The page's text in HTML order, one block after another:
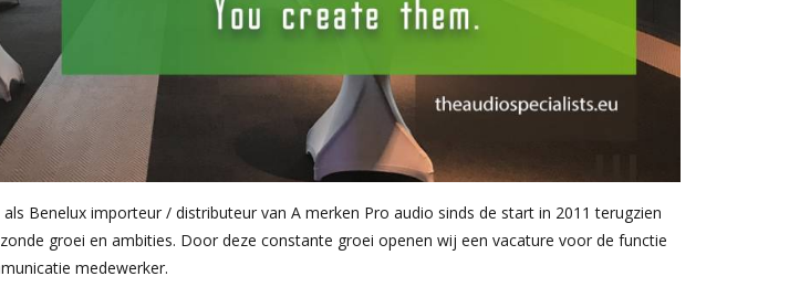
Benelux importeur / distributeur van A merken Pro audio sinds de start in 2011 terugzien
groei en ambities. Door deze constante groei openen wij een vacature voor de functie
medewerker.